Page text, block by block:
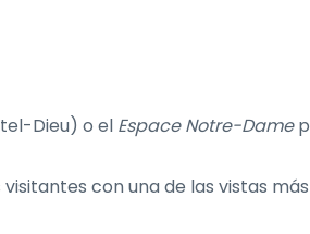
Dieu) o el Espace Notre-Dame
con una de las vistas más